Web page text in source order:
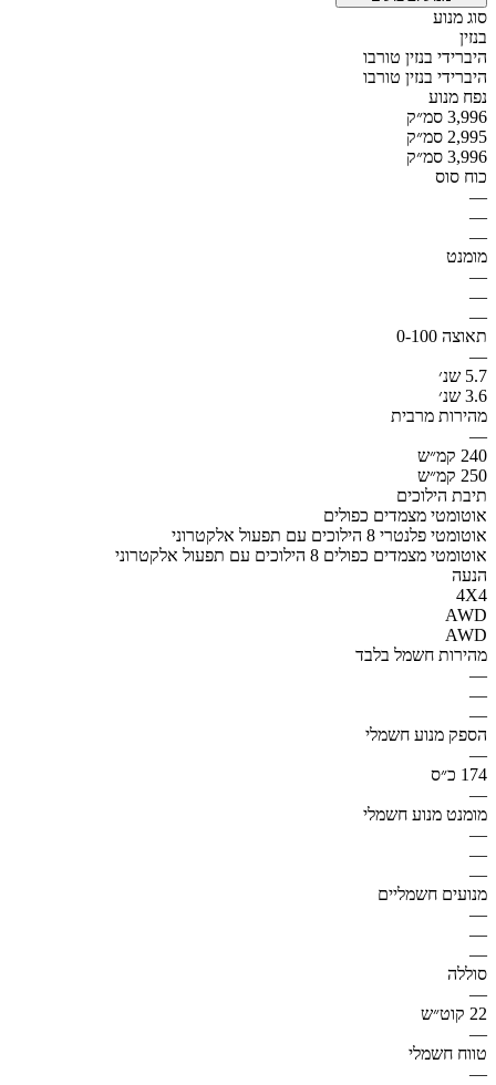
סוג מנוע
בנזין
היברידי בנזין טורבו
היברידי בנזין טורבו
נפח מנוע
3,996 סמ״ק
2,995 סמ״ק
3,996 סמ״ק
כוח סוס
—
—
—
מומנט
—
—
—
תאוצה 0-100
—
5.7 שנ׳
3.6 שנ׳
מהירות מרבית
—
240 קמ״ש
250 קמ״ש
תיבת הילוכים
אוטומטי מצמדים כפולים
אוטומטי פלנטרי 8 הילוכים עם תפעול אלקטרוני
אוטומטי מצמדים כפולים 8 הילוכים עם תפעול אלקטרוני
הנעה
4X4
AWD
AWD
מהירות חשמל בלבד
—
—
—
הספק מנוע חשמלי
—
174 כ״ס
—
מומנט מנוע חשמלי
—
—
—
מנועים חשמליים
—
—
—
סוללה
—
22 קוט״ש
—
טווח חשמלי
—